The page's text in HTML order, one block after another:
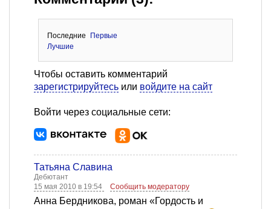
Последние
Первые
Лучшие
Чтобы оставить комментарий
зарегистрируйтесь или войдите на сайт
Войти через социальные сети:
Татьяна Славина
Дебютант
15 мая 2010 в 19:54
Сообщить модератору
Анна Бердникова, роман «Гордость и